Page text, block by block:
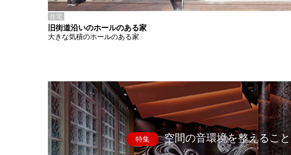
住宅
旧街道沿いのホールのある家
大きな気積のホールのある家
特集 空間の音環境を整えること